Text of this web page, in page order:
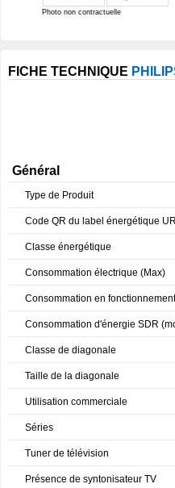
Photo non contractuelle
FICHE TECHNIQUE
Général
Type de Produit
Code QR du label énergétique
Classe énergétique
Consommation électrique (Max)
Consommation en fonctionnement
Consommation d'énergie SDR
Classe de diagonale
Taille de la diagonale
Utilisation commerciale
Séries
Tuner de télévision
Présence de syntonisateur TV